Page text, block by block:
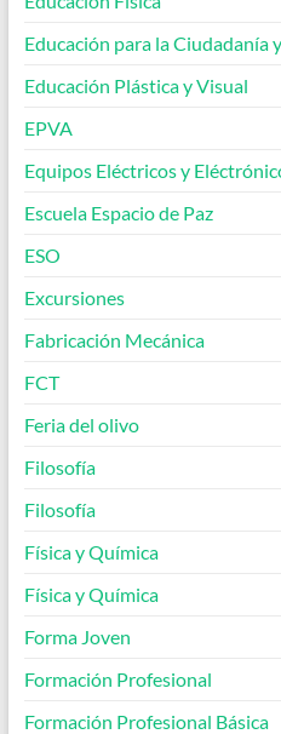
Educación para la Ciudadanía
Educación Plástica y Visual
EPVA
Equipos Eléctricos y
Escuela Espacio de Paz
ESO
Excursiones
Fabricación Mecánica
FCT
Feria del olivo
Filosofía
Filosofía
Física y Química
Física y Química
Forma Joven
Formación Profesional
Formación Profesional Básica